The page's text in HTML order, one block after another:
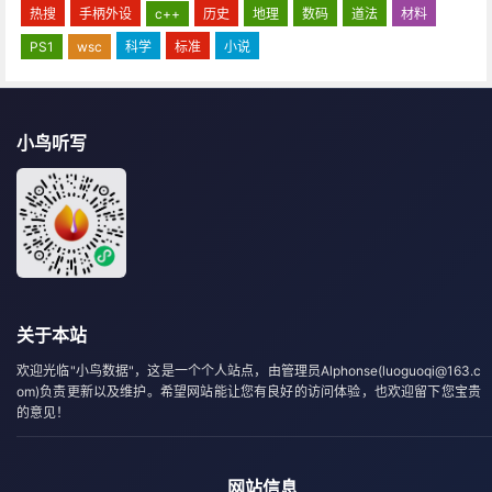
热搜 手柄外设 c++ 历史 地理 数码 道法
材料
PS1
wsc 科学 标准 小说
小鸟听写
关于本站
欢迎光临"小鸟数据"，这是一个个人站点，由管理员Alphonse(luoguoqi@163.c
om)负责更新以及维护。希望网站能让您有良好的访问体验，也欢迎留下您宝贵
的意见！